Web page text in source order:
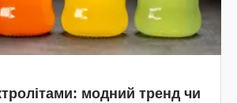
модний тренд чи